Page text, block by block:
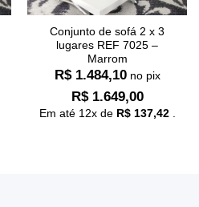
Conjunto de sofá 2 x 3
lugares REF 7025 –
Marrom
R$1.484,10 no pix
R$1.649,00
Em até 12x de R$137,42.